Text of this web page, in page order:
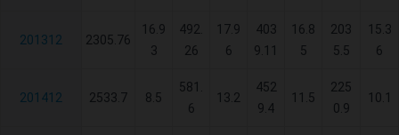
201312 2305.76
16.9
3
492.
26
17.9
6
403
9.11
16.8
5
203
5.5
15.3
6
201412 2533.7 8.5
581.
6
13.2
452
9.4
11.5
225
0.9
10.1